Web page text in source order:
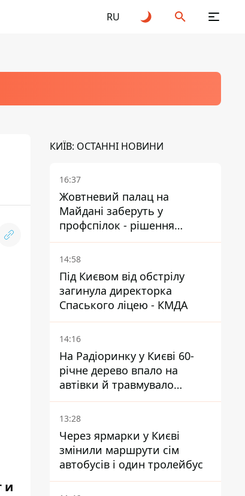
RU
и
КИЇВ: ОСТАННІ НОВИНИ
16:37
Жовтневий палац на
Майдані заберуть у
профспілок - рішення
Господарського суду
14:58
Під Києвом від обстрілу
загинула директорка
Спаського ліцею - КМДА
14:16
На Радіоринку у Києві 60-
річне дерево впало на
автівки й травмувало
людину - подробиці
13:28
Через ярмарки у Києві
змінили маршрути сім
автобусів і один тролейбус